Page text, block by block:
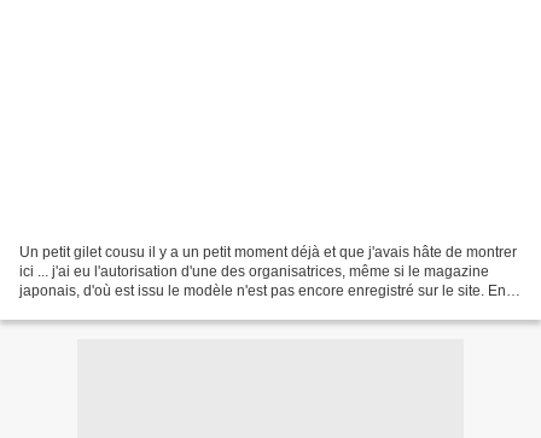
Un petit gilet cousu il y a un petit moment déjà et que j'avais hâte de montrer
ici ... j'ai eu l'autorisation d'une des organisatrices, même si le magazine
japonais, d'où est issu le modèle n'est pas encore enregistré sur le site. En